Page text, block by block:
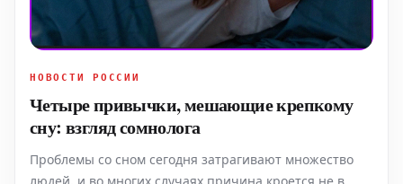
НОВОСТИ РОССИИ
Четыре привычки, мешающие крепкому
сну: взгляд сомнолога
Проблемы со сном сегодня затрагивают множество